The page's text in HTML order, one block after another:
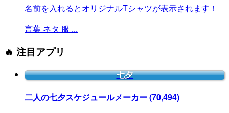
名前を入れるとオリジナルTシャツが表示されます！
言葉 ネタ 服 ...
🔥 注目アプリ
七夕
二人の七夕スケジュールメーカー(70,494)